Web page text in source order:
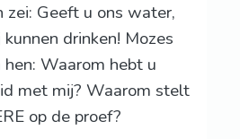
zei: Geeft u ons water,
drinken! Mozes
Waarom hebt u
met mij? Waarom stelt
op de proef?